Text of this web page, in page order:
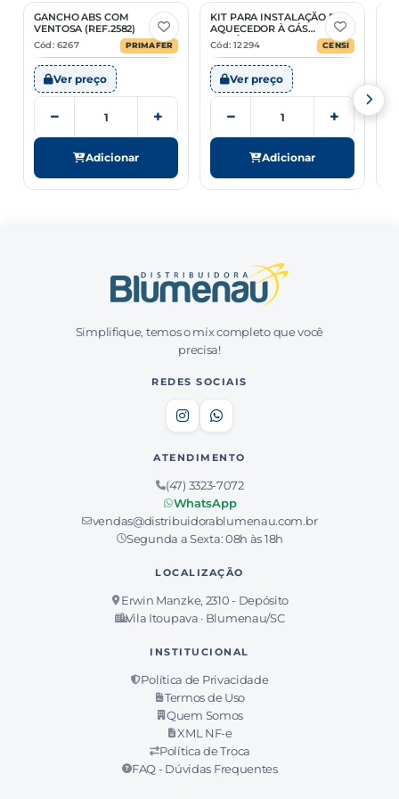
GANCHO ABS COM
VENTOSA (REF.2582)
Cód: 6267
PRIMAFER
Ver preço
− +
Adicionar
KIT PARA INSTALAÇÃO DE
AQUECEDOR À GÁS
FLEXÍVEL 30CM
Cód: 12294 CENSI
Ver preço
− +
Adicionar
Simplifique, temos o mix completo que você
precisa!
REDES SOCIAIS
ATENDIMENTO
(47) 3323-7072
WhatsApp
vendas@distribuidorablumenau.com.br
Segunda a Sexta: 08h às 18h
LOCALIZAÇÃO
Erwin Manzke, 2310 - Depósito
Vila Itoupava · Blumenau/SC
INSTITUCIONAL
Política de Privacidade
Termos de Uso
Quem Somos
XML NF-e
Política de Troca
FAQ - Dúvidas Frequentes